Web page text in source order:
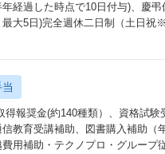
経過した時点で10日付与)、慶
大5日)完全週休二日制（土日祝
報奨金(約140種類）、資格試験
教育受講補助、図書購入補助（
用補助・テクノプロ・グループ